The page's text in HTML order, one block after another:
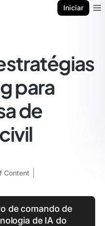
Iniciar
para
de
Content
de comando de
de IA do